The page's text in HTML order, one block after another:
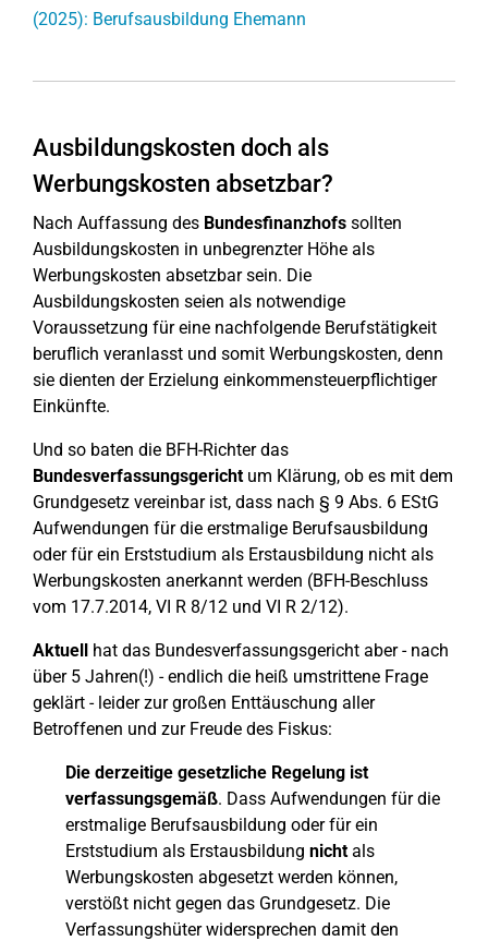
(2025): Berufsausbildung Ehemann
Ausbildungskosten doch als
Werbungskosten absetzbar?
Nach Auffassung des Bundesfinanzhofs sollten
Ausbildungskosten in unbegrenzter Höhe als
Werbungskosten absetzbar sein. Die
Ausbildungskosten seien als notwendige
Voraussetzung für eine nachfolgende Berufstätigkeit
beruflich veranlasst und somit Werbungskosten, denn
sie dienten der Erzielung einkommensteuerpflichtiger
Einkünfte.
Und so baten die BFH-Richter das
Bundesverfassungsgerichtum Klärung, ob es mit dem
Grundgesetz vereinbar ist, dass nach § 9 Abs. 6 EStG
Aufwendungen für die erstmalige Berufsausbildung
oder für ein Erststudium als Erstausbildung nicht als
Werbungskosten anerkannt werden (BFH-Beschluss
vom 17.7.2014, VI R 8/12 und VI R 2/12).
Aktuell hat das Bundesverfassungsgericht aber - nach
über 5 Jahren(!) - endlich die heiß umstrittene Frage
geklärt - leider zur großen Enttäuschung aller
Betroffenen und zur Freude des Fiskus:
Die derzeitige gesetzliche Regelung ist
verfassungsgemäß. Dass Aufwendungen für die
erstmalige Berufsausbildung oder für ein
Erststudium als Erstausbildung nichtals
Werbungskosten abgesetzt werden können,
verstößt nicht gegen das Grundgesetz. Die
Verfassungshüter widersprechen damit den